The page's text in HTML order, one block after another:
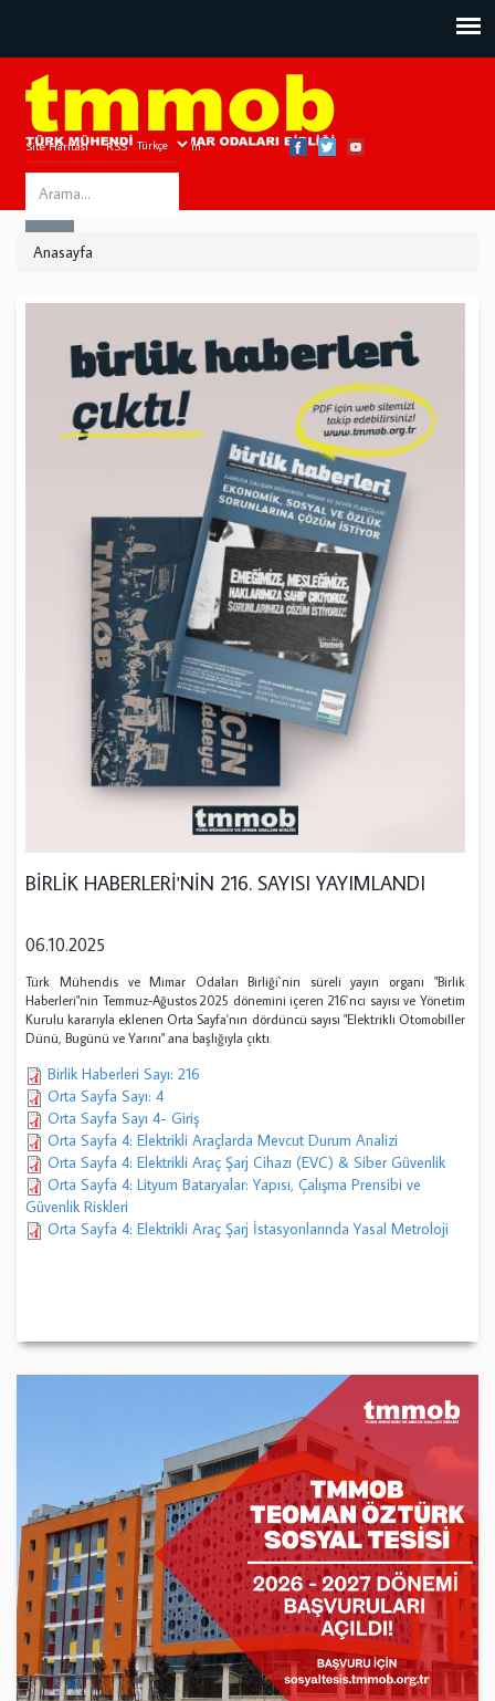
Site Haritası RSS Bize Ulaşın
Search
this
Anasayfa
BİRLİK HABERLERİ'NİN 216. SAYISI YAYIMLANDI
06.10.2025
Türk Mühendis ve Mimar Odaları Birliği`nin süreli yayın organı "Birlik
Haberleri"nin Temmuz-Ağustos 2025 dönemini içeren 216`ncı sayısı ve Yönetim
Kurulu kararıyla eklenen Orta Sayfa'nın dördüncü sayısı "Elektrikli Otomobiller
Dünü, Bugünü ve Yarını" ana başlığıyla çıktı.
Birlik Haberleri Sayı: 216
Orta Sayfa Sayı: 4
Orta Sayfa Sayı 4- Giriş
Orta Sayfa 4: Elektrikli Araçlarda Mevcut Durum Analizi
Orta Sayfa 4: Elektrikli Araç Şarj Cihazı (EVC) & Siber Güvenlik
Orta Sayfa 4: Lityum Bataryalar: Yapısı, Çalışma Prensibi ve
Güvenlik Riskleri
Orta Sayfa 4: Elektrikli Araç Şarj İstasyonlarında Yasal Metroloji